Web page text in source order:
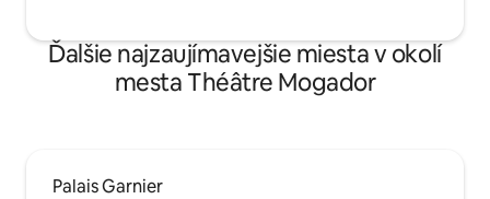
Ďalšie najzaujímavejšie miesta v okolí
mesta Théâtre Mogador
Palais Garnier